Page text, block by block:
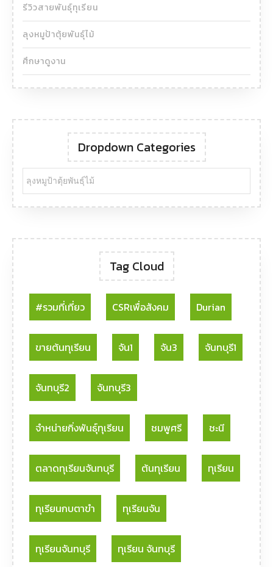
รีวิวสายพันธุ์ทุเรียน
ลุงหมูป้าตุ้ยพันธุ์ไม้
ศึกษาดูงาน
Dropdown Categories
Tag Cloud
#รวมที่เที่ยว CSRเพื่อสังคม Durian
ขายต้นทุเรียน จัน1 จัน3 จันทบุรี1
จันทบุรี2 จันทบุรี3
จำหน่ายกิ่งพันธุ์ทุเรียน ชมพูศรี ชะนี
ตลาดทุเรียนจันทบุรี ต้นทุเรียน ทุเรียน
ทุเรียนกบตาขำ ทุเรียนจัน
ทุเรียนจันทบุรี ทุเรียน จันทบุรี